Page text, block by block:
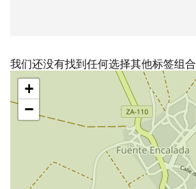
我们还没有找到任何选择其他标签组合
跳
地
图
+
−